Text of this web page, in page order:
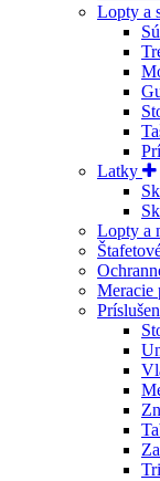
Lopty a
Latky
Lopty a
Meracie